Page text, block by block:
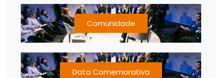
Comunidade
Data Comemorativa